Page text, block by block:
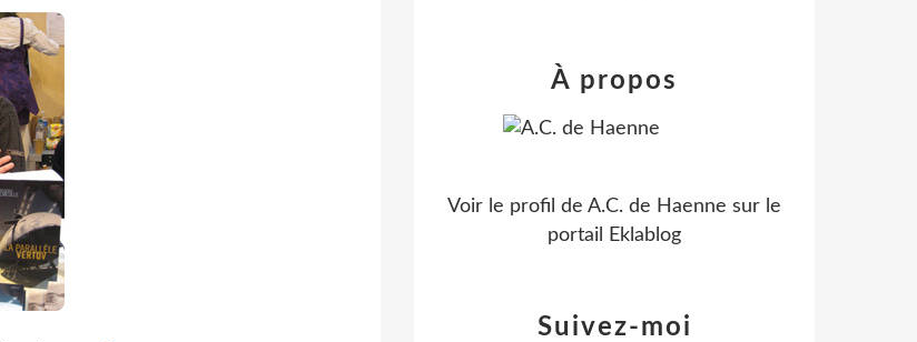
Suivez-moi
À propos
Voir le profil de A.C. de Haenne sur le
portail Eklablog